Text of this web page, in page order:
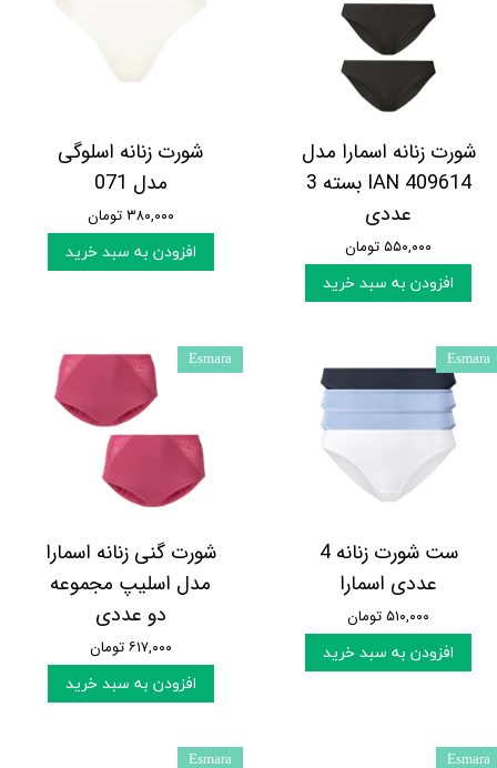
شورت زنانه اسمارا مدل
IAN 409614 بسته 3
عددی
۵۵۰,۰۰۰ تومان
افزودن به سبد خرید
شورت زنانه اسلوگی
مدل 071
۳۸۰,۰۰۰ تومان
افزودن به سبد خرید
ست شورت زنانه 4
عددی اسمارا
۵۱۰,۰۰۰ تومان
افزودن به سبد خرید
Esmara
شورت گنی زنانه اسمارا
مدل اسلیپ مجموعه
دو عددی
۶۱۷,۰۰۰ تومان
افزودن به سبد خرید
Esmara
Esmara
Esmara